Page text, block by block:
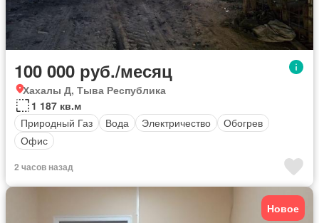
100 000 руб./месяц
Хахалы Д, Тыва Республика
1 187 кв.м
Природный Газ
Вода Электричество
Обогрев
Офис
2 часов назад
Новое